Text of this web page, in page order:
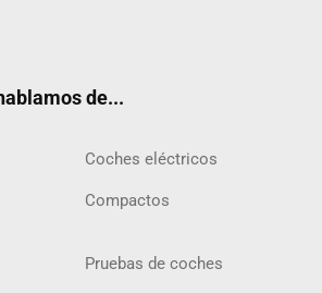
de...
Coches eléctricos
Compactos
Pruebas de coches